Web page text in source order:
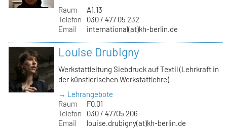
Raum
A1.13
Telefon
030 / 477 05 232
Email
international(at)kh-berlin.de
Louise Drubigny
Werkstattleitung Siebdruck auf Textil (Lehrkraft in
der künstlerischen Werkstattlehre)
→ Lehrangebote
Raum
F0.01
Telefon
030 / 47705 206
Email
louise.drubigny(at)kh-berlin.de